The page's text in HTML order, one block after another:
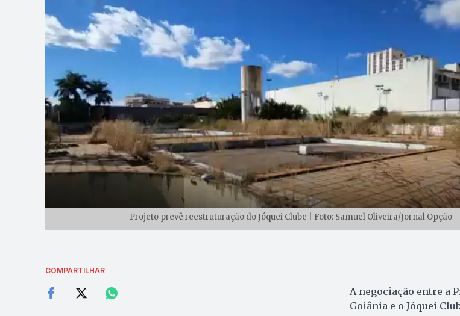
Projeto prevê reestruturação do Jóquei Clube | Foto: Samuel Oliveira/Jornal Opção
COMPARTILHAR
A negociação entre a
Goiânia e o Jóquei